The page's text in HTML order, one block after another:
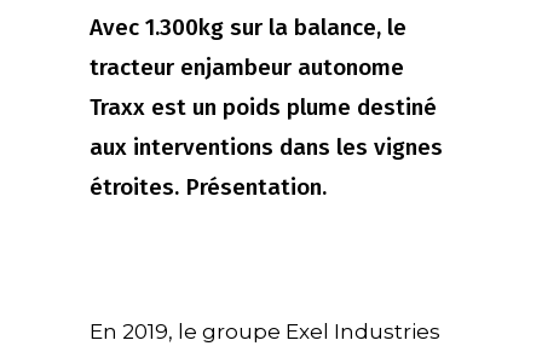
Avec 1.300kg sur la balance, le
tracteur enjambeur autonome
Traxx est un poids plume destiné
aux interventions dans les vignes
étroites. Présentation.
En 2019, le groupe Exel Industries